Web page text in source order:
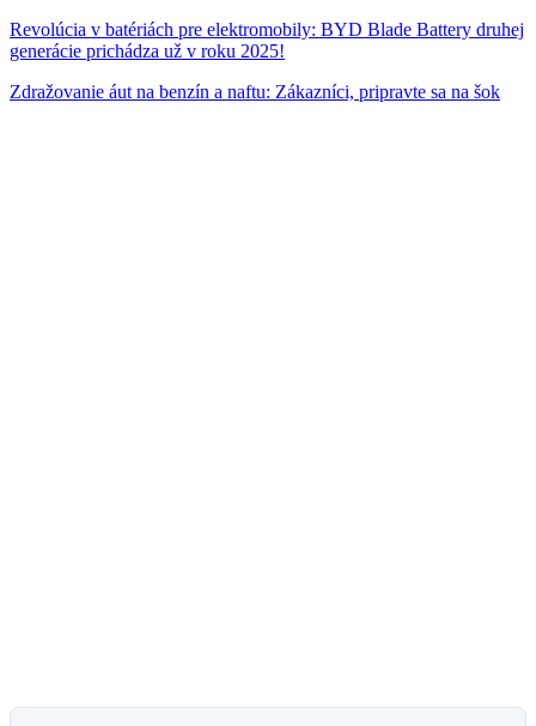
Revolúcia v batériách pre elektromobily: BYD Blade Battery druhej
generácie prichádza už v roku 2025!
Zdražovanie áut na benzín a naftu: Zákazníci, pripravte sa na šok